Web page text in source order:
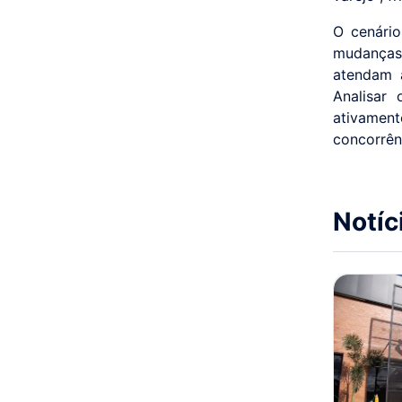
O
atendam
Analisar